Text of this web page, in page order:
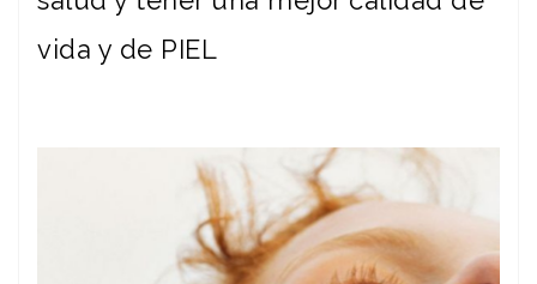
vida y de PIEL